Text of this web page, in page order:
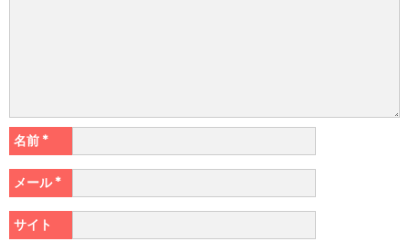
名前 *
メール*
サイト